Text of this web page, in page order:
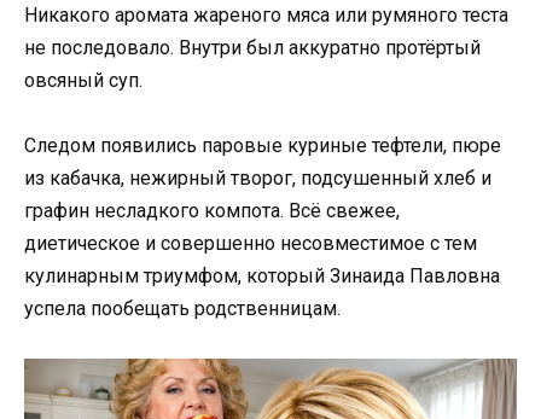
Никакого аромата жареного мяса или румяного теста
не последовало. Внутри был аккуратно протёртый
овсяный суп.
Следом появились паровые куриные тефтели, пюре
из кабачка, нежирный творог, подсушенный хлеб и
графин несладкого компота. Всё свежее,
диетическое и совершенно несовместимое с тем
кулинарным триумфом, который Зинаида Павловна
успела пообещать родственницам.